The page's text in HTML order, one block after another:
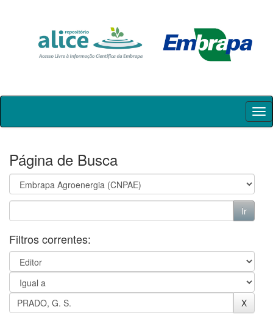
Skip
Página de Busca
Filtros correntes: